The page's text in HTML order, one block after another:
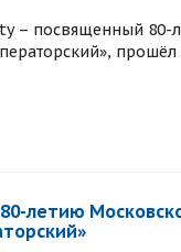
– посвященный 80-
прошёл
летию